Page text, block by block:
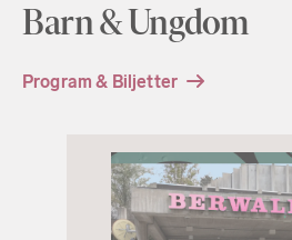
Barn & Ungdom
Program & Biljetter